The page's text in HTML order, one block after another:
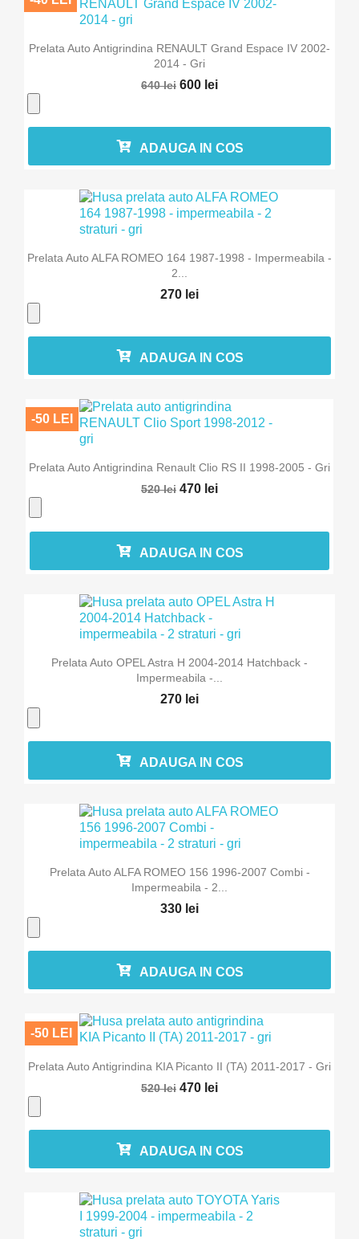
Prelata Auto Antigrindina RENAULT Grand Espace IV 2002-
2014 - Gri
640 lei 600 lei
ADAUGA IN COS
Prelata Auto ALFA ROMEO 164 1987-1998 - Impermeabila -
2...
270 lei
ADAUGA IN COS
Prelata Auto Antigrindina Renault Clio RS II 1998-2005 - Gri
520 lei 470 lei
-50 LEI
ADAUGA IN COS
Prelata Auto OPEL Astra H 2004-2014 Hatchback -
Impermeabila -...
270 lei
ADAUGA IN COS
Prelata Auto ALFA ROMEO 156 1996-2007 Combi -
Impermeabila - 2...
330 lei
ADAUGA IN COS
Prelata Auto Antigrindina KIA Picanto II (TA) 2011-2017 - Gri
520 lei 470 lei
-50 LEI
ADAUGA IN COS